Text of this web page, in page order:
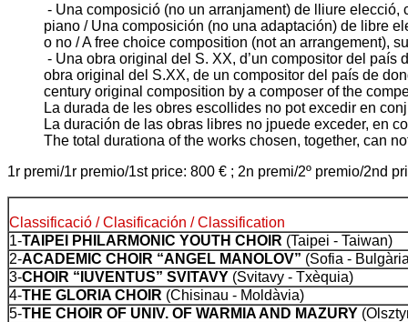
- Una composició (no un arranjament) de lliure
piano / Una composición (no una adaptación) de libre
o no / A free choice composition (not an arrangement),
- Una obra original del S. XX, d’un compositor del país
obra original del S.XX, de un compositor del país de
century original composition by a composer of the
La durada de les obres escollides no pot excedir en
La duración de las obras libres no jpuede exceder, en
The total durationa of the works chosen, together, can
1r premi/1r premio/1st price: 800 € ; 2n premi/2º premio/2nd
Classificació / Clasificación / Classification
1-TAIPEI PHILARMONIC YOUTH CHOIR (Taipei - Taiwan)
2-ACADEMIC CHOIR “ANGEL MANOLOV” (Sofia -
3-CHOIR “IUVENTUS” SVITAVY (Svitavy - Txèquia)
4-THE GLORIA CHOIR (Chisinau - Moldàvia)
5-THE CHOIR OF UNIV. OF WARMIA AND MAZURY